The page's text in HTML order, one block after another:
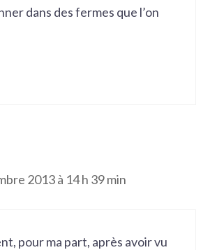
dans des fermes que l’on
2013 à 14 h 39 min
pour ma part, après avoir vu